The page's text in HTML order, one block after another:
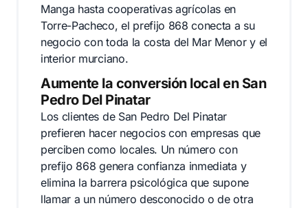
Manga hasta cooperativas agrícolas en
Torre-Pacheco, el prefijo 868 conecta a su
negocio con toda la costa del Mar Menor y el
interior murciano.
Aumente la conversión local en San
Pedro Del Pinatar
Los clientes de San Pedro Del Pinatar
prefieren hacer negocios con empresas que
perciben como locales. Un número con
prefijo 868 genera confianza inmediata y
elimina la barrera psicológica que supone
llamar a un número desconocido o de otra